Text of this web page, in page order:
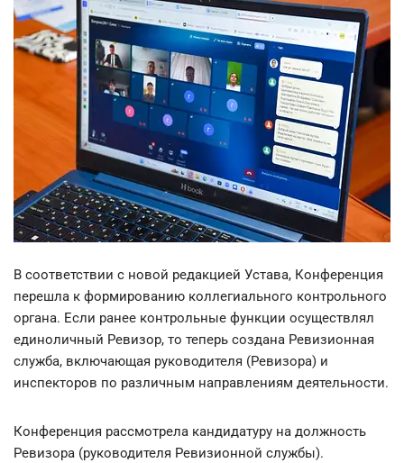
В соответствии с новой редакцией Устава, Конференция
перешла к формированию коллегиального контрольного
органа. Если ранее контрольные функции осуществлял
единоличный Ревизор, то теперь создана Ревизионная
служба, включающая руководителя (Ревизора) и
инспекторов по различным направлениям деятельности.
Конференция рассмотрела кандидатуру на должность
Ревизора (руководителя Ревизионной службы).